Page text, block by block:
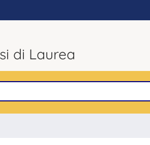
di Laurea